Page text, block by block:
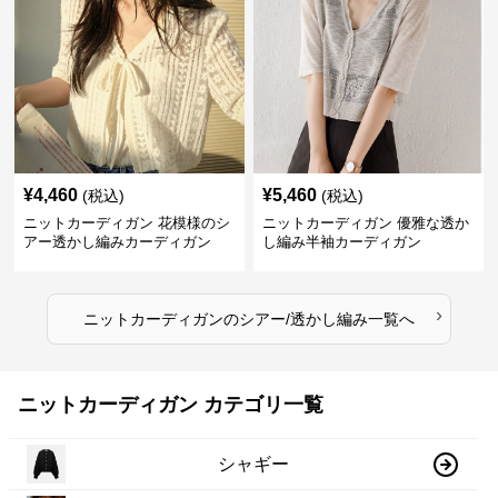
¥4,460 (税込)
ニットカーディガン 花模様のシ
アー透かし編みカーディガン
¥5,460 (税込)
ニットカーディガン 優雅な透か
し編み半袖カーディガン
ニットカーディガンのシアー/透かし編み一覧へ ›
ニットカーディガン カテゴリ一覧
シャギー